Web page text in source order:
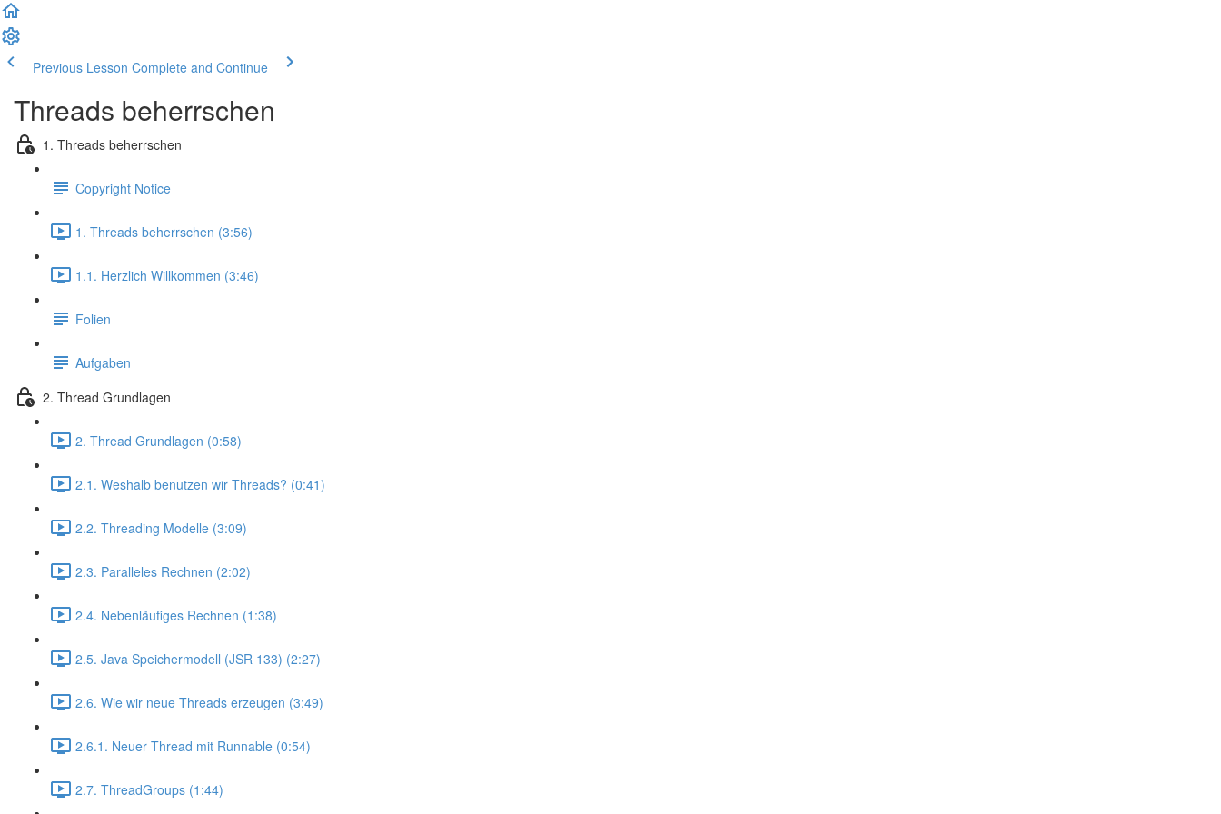
Previous Lesson Complete and Continue
Threads beherrschen
1. Threads beherrschen
Copyright Notice
1. Threads beherrschen (3:56)
1.1. Herzlich Willkommen (3:46)
Folien
Aufgaben
2. Thread Grundlagen
2. Thread Grundlagen (0:58)
2.1. Weshalb benutzen wir Threads? (0:41)
2.2. Threading Modelle (3:09)
2.3. Paralleles Rechnen (2:02)
2.4. Nebenläufiges Rechnen (1:38)
2.5. Java Speichermodell (JSR 133) (2:27)
2.6. Wie wir neue Threads erzeugen (3:49)
2.6.1. Neuer Thread mit Runnable (0:54)
2.7. ThreadGroups (1:44)